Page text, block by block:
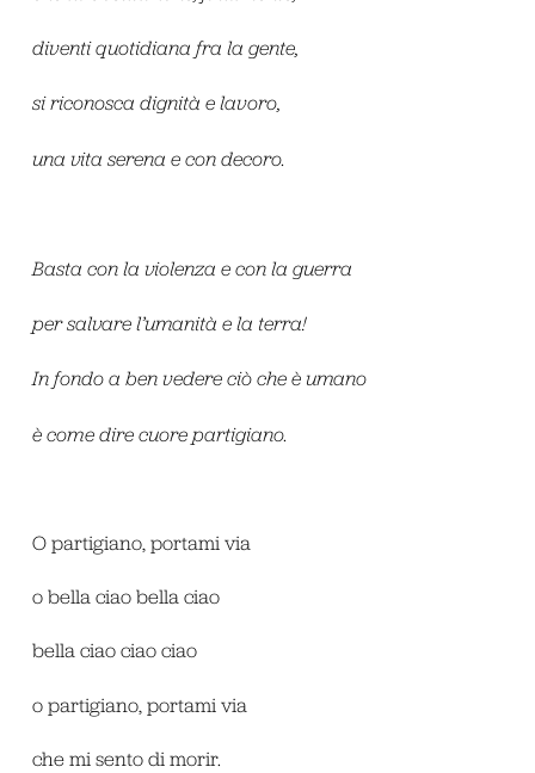
diventi quotidiana fra la gente,
si riconosca dignità e lavoro,
una vita serena e con decoro.
Basta con la violenza e con la guerra
per salvare l’umanità e la terra!
In fondo a ben vedere ciò che è umano
è come dire cuore partigiano.
O partigiano, portami via
o bella ciao bella ciao
bella ciao ciao ciao
o partigiano, portami via
che mi sento di morir.